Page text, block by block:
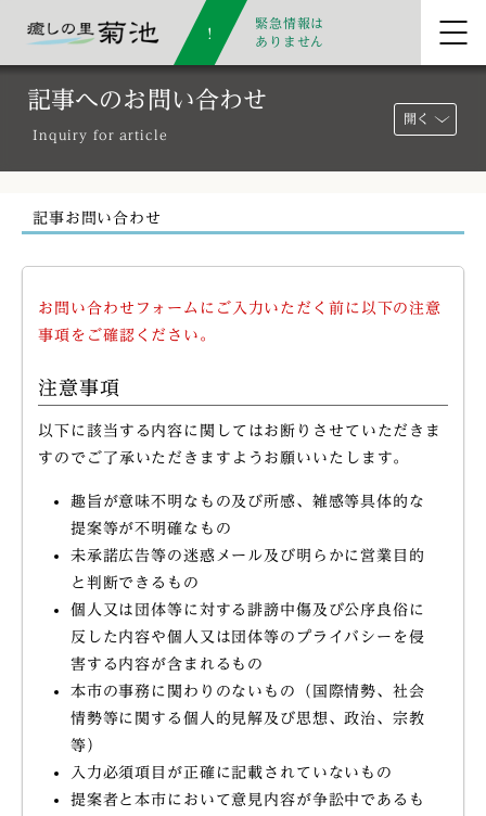
緊急情報は
ありません
記事へのお問い合わせ
Inquiry for article
開く
記事お問い合わせ
お問い合わせフォームにご入力いただく前に以下の注意
事項をご確認ください。
注意事項
以下に該当する内容に関してはお断りさせていただきま
すのでご了承いただきますようお願いいたします。
趣旨が意味不明なもの及び所感、雑感等具体的な
提案等が不明確なもの
未承諾広告等の迷惑メール及び明らかに営業目的
と判断できるもの
個人又は団体等に対する誹謗中傷及び公序良俗に
反した内容や個人又は団体等のプライバシーを侵
害する内容が含まれるもの
本市の事務に関わりのないもの（国際情勢、社会
情勢等に関する個人的見解及び思想、政治、宗教
等）
入力必須項目が正確に記載されていないもの
提案者と本市において意見内容が争訟中であるも